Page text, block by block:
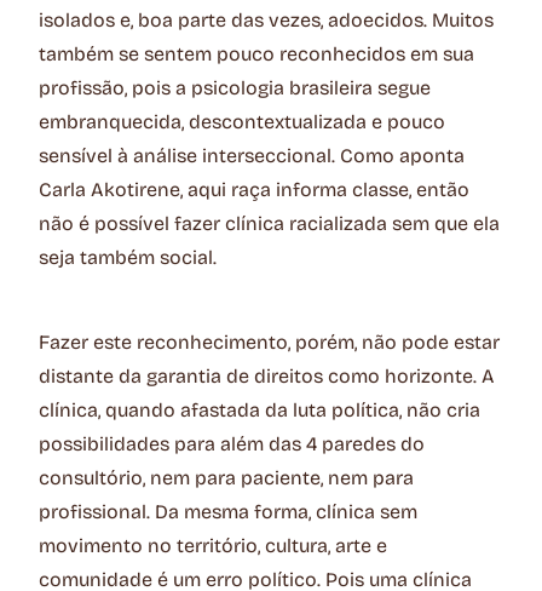
isolados e, boa parte das vezes, adoecidos. Muitos
também se sentem pouco reconhecidos em sua
profissão, pois a psicologia brasileira segue
embranquecida, descontextualizada e pouco
sensível à análise interseccional. Como aponta
Carla Akotirene, aqui raça informa classe, então
não é possível fazer clínica racializada sem que ela
seja também social.
Fazer este reconhecimento, porém, não pode estar
distante da garantia de direitos como horizonte. A
clínica, quando afastada da luta política, não cria
possibilidades para além das 4 paredes do
consultório, nem para paciente, nem para
profissional. Da mesma forma, clínica sem
movimento no território, cultura, arte e
comunidade é um erro político. Pois uma clínica